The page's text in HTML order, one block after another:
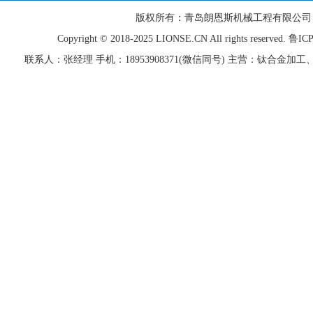
版权所有：青岛朗恩斯机械工程有限公司
Copyright © 2018-2025 LIONSE.CN All rights reserved. 鲁
联系人：张经理 手机：18953908371(微信同号) 主营：钛合金加工